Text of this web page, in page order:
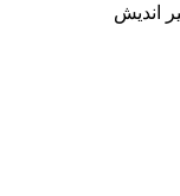
اندیش